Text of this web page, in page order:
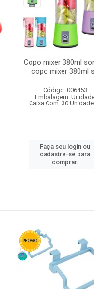
Copo mixer 380ml
copo mixer 380ml
Código: 006453
Embalagem:
Caixa Com: 30
Faça seu login ou
cadastre-se para
comprar.